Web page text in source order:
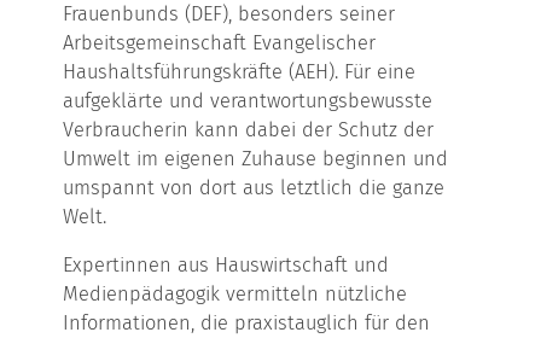
Frauenbunds (DEF), besonders seiner
Arbeitsgemeinschaft Evangelischer
Haushaltsführungskräfte (AEH). Für eine
aufgeklärte und verantwortungsbewusste
Verbraucherin kann dabei der Schutz der
Umwelt im eigenen Zuhause beginnen und
umspannt von dort aus letztlich die ganze
Welt.
Expertinnen aus Hauswirtschaft und
Medienpädagogik vermitteln nützliche
Informationen, die praxistauglich für den